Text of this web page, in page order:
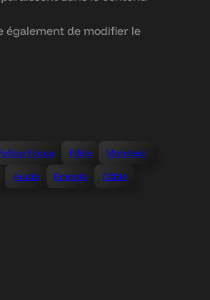
également de modifier le
Focus Filtre Moniteur
Audio Energie Câble